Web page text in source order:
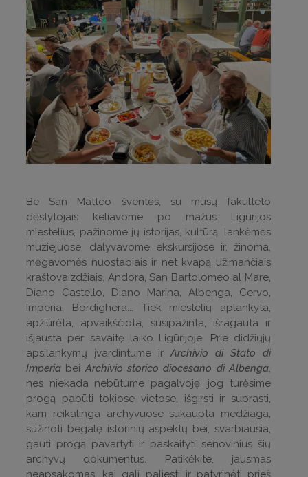
Be San Matteo šventės, su mūsų fakulteto
dėstytojais keliavome po mažus Ligūrijos
miestelius, pažinome jų istorijas, kultūrą, lankėmės
muziejuose, dalyvavome ekskursijose ir, žinoma,
mėgavomės nuostabiais ir net kvapą užimančiais
kraštovaizdžiais. Andora, San Bartolomeo al Mare,
Diano Castello, Diano Marina, Albenga, Cervo,
Imperia, Bordighera... Tiek miestelių aplankyta,
apžiūrėta, apvaikščiota, susipažinta, išragauta ir
išjausta per savaitę laiko Ligūrijoje. Prie didžiųjų
apsilankymų įvardintume irArchivio di Stato di
Imperia beiArchivio storico diocesano di Albenga,
nes niekada nebūtume pagalvoję, jog turėsime
progą pabūti tokiose vietose, išgirsti ir suprasti,
kam reikalinga archyvuose sukaupta medžiaga,
sužinoti begalę istorinių aspektų bei, svarbiausia,
gauti progą pavartyti ir paskaityti senovinius šių
archyvų dokumentus. Patikėkite, jausmas
neapsakomas, kai gali paliesti ir patyrinėti prieš